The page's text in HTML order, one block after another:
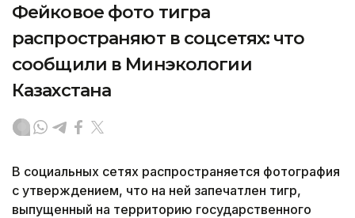
Фейковое фото тигра
распространяют в соцсетях: что
сообщили в Минэкологии
Казахстана
В социальных сетях распространяется фотография
с утверждением, что на ней запечатлен тигр,
выпущенный на территорию государственного